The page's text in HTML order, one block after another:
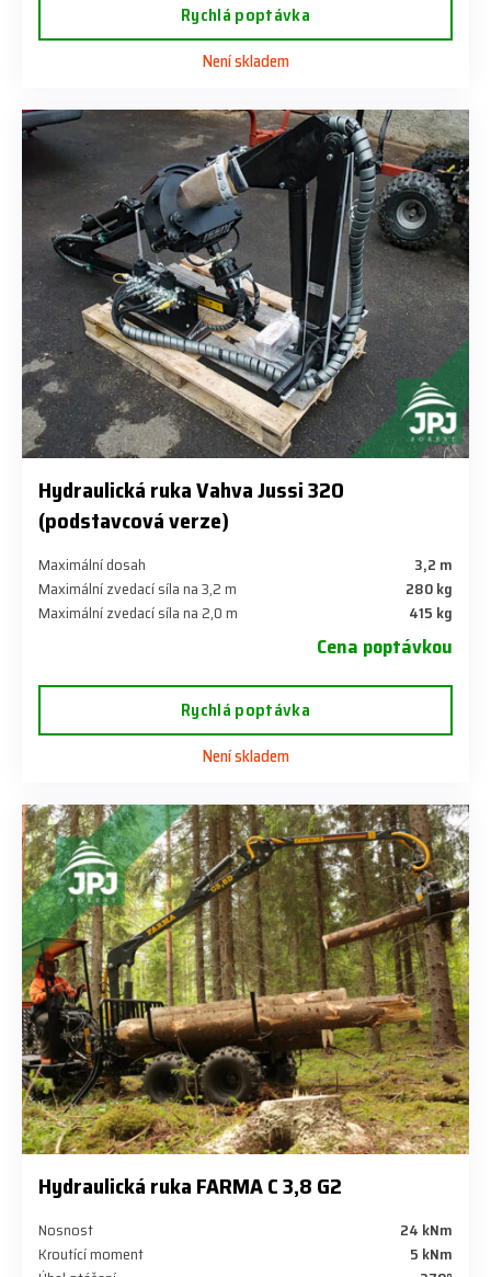
Rychlá poptávka
Není skladem
Hydraulická ruka Vahva Jussi 320
(podstavcová verze)
Maximální dosah
3,2 m
Maximální zvedací síla na 3,2 m
280 kg
Maximální zvedací síla na 2,0 m
415 kg
Cena poptávkou
Rychlá poptávka
Není skladem
Hydraulická ruka FARMA C 3,8 G2
Nosnost
24 kNm
Kroutící moment
5 kNm